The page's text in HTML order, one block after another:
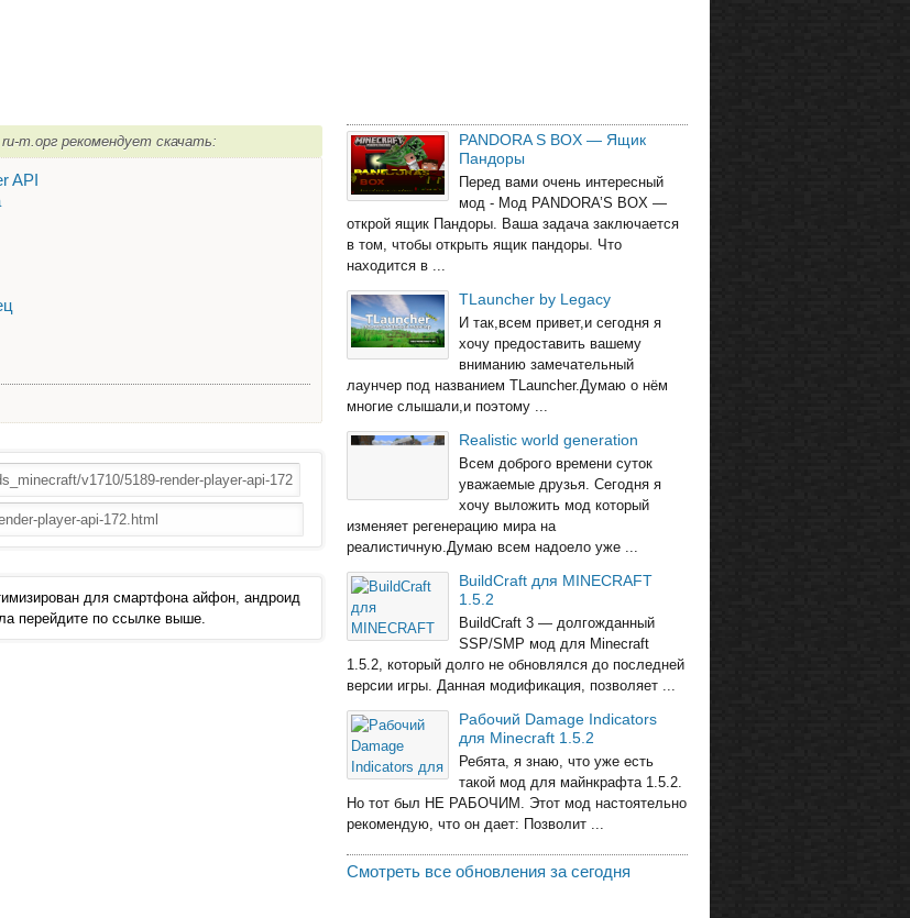
m.орг рекомендует скачать:
API
для смартфона айфон, андроид
перейдите по ссылке выше.
PANDORA S BOX — Ящик
Пандоры
Перед вами очень интересный
мод - Мод PANDORA’S BOX —
открой ящик Пандоры. Ваша задача заключается
в том, чтобы открыть ящик пандоры. Что
находится в ...
TLauncher by Legacy
И так,всем привет,и сегодня я
хочу предоставить вашему
вниманию замечательный
лаунчер под названием TLauncher.Думаю о нём
многие слышали,и поэтому ...
Realistic world generation
Всем доброго времени суток
уважаемые друзья. Сегодня я
хочу выложить мод который
изменяет регенерацию мира на
реалистичную.Думаю всем надоело уже ...
BuildCraft для MINECRAFT
1.5.2
BuildCraft 3 — долгожданный
SSP/SMP мод для Minecraft
1.5.2, который долго не обновлялся до последней
версии игры. Данная модификация, позволяет ...
Рабочий Damage Indicators
для Minecraft 1.5.2
Ребята, я знаю, что уже есть
такой мод для майнкрафта 1.5.2.
Но тот был НЕ РАБОЧИМ. Этот мод настоятельно
рекомендую, что он дает: Позволит ...
Смотреть все обновления за сегодня